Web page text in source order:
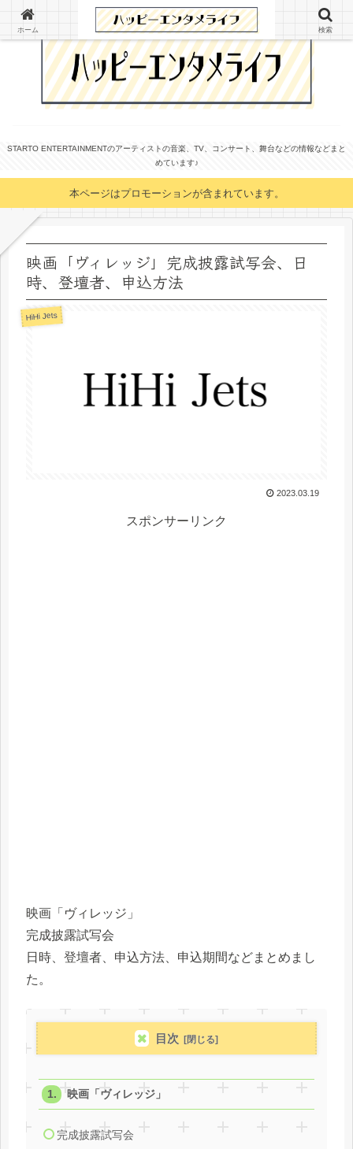
STARTO ENTERTAINMENTのアーティストの音楽、TV、コンサート、舞台などの情報などまと
めています♪
本ページはプロモーションが含まれています。
映画「ヴィレッジ」完成披露試写会、日
時、登壇者、申込方法
HiHi Jets
2023.03.19
スポンサーリンク
映画「ヴィレッジ」
完成披露試写会
日時、登壇者、申込方法、申込期間などまとめまし
た。
目次
映画「ヴィレッジ」
完成披露試写会
ホーム 検索